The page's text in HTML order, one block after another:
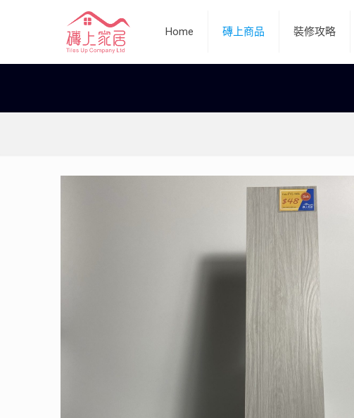
Home 磚上商品 裝修攻略